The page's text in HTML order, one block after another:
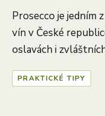
Prosecco je jedním
vín v České
oslavách i
PRAKTICKÉ TIPY